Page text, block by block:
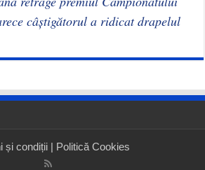
câștigătorul a ridicat drapelul
și condiții| Politică Cookies